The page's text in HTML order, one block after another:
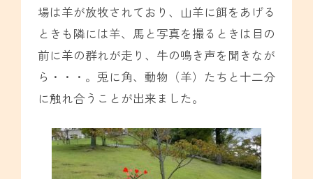
場は羊が放牧されており、山羊に餌をあげる
ときも隣には羊、馬と写真を撮るときは目の
前に羊の群れが走り、牛の鳴き声を聞きなが
ら・・・。兎に角、動物（羊）たちと十二分
に触れ合うことが出来ました。